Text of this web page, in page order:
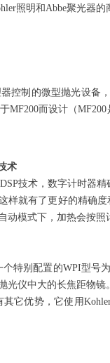
照明和Abbe聚光器
控制的微型抛光设备
MF200而设计（
术
技术，数字计时器精
样就有了更好的精确
动模式下，加热会按照
别配置的WPI型号为
光仪中大的长焦距物
优势，它使用